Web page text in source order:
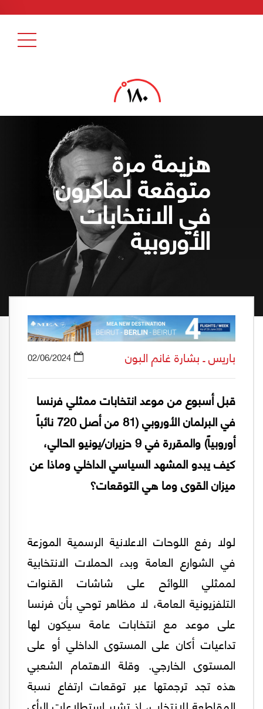
هزيمة مرة
متوقعة لماكرون
في الانتخابات
الأوروبية
باريس ـ بشارة غانم البون 02/06/2024
قبل أسبوع من موعد انتخابات ممثلي فرنسا
في البرلمان الأوروبي (81 من أصل 720 نائباً
أوروبياً) والمقررة في 9 حزيران/يونيو الحالي،
كيف يبدو المشهد السياسي الداخلي وماذا عن
ميزان القوى وما هي التوقعات؟
لولا رفع اللوحات الاعلانية الرسمية الموزعة
في الشوارع العامة وبدء الحملات الانتخابية
لممثلي اللوائح على شاشات القنوات
التلفزيونية العامة، لا مظاهر توحي بأن فرنسا
على موعد مع انتخابات عامة سيكون لها
تداعيات أكان على المستوى الداخلي أو على
المستوى الخارجي. وقلة الاهتمام الشعبي
هذه تجد ترجمتها عبر توقعات ارتفاع نسبة